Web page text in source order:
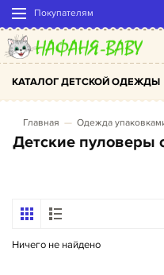
Покупателям
КАТАЛОГ ДЕТСКОЙ ОДЕЖДЫ
Главная Одежда
Детские
Ничего не найдено